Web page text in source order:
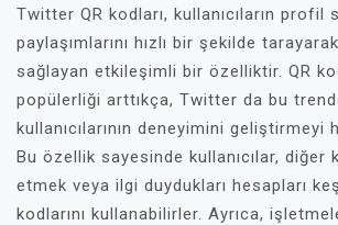
Twitter QR kodları, kullanıcıların profil
paylaşımlarını hızlı bir şekilde
sağlayan etkileşimli bir özelliktir. QR
popülerliği arttıkça, Twitter da bu
kullanıcılarının deneyimini geliştirmeyi
Bu özellik sayesinde kullanıcılar, diğer
etmek veya ilgi duydukları hesapları
kodlarını kullanabilirler. Ayrıca,